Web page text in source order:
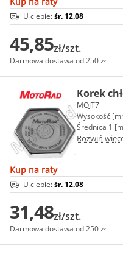
U ciebie:śr. 12.08
45,85zł/szt.
Darmowa dostawa od 250 zł
Korek
MOJT7
Wysokość
Średnica 1
Rozwiń
Kup na raty
U ciebie:śr. 12.08
31,48zł/szt.
Darmowa dostawa od 250 zł